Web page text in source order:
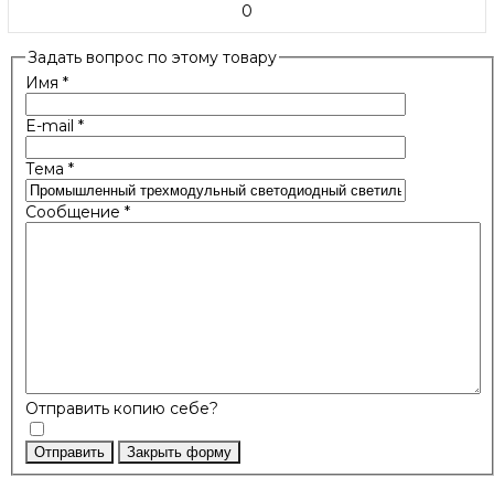
0
Задать вопрос по этому товару
Имя *
E-mail *
Тема *
Сообщение *
Отправить копию себе?
Отправить Закрыть форму